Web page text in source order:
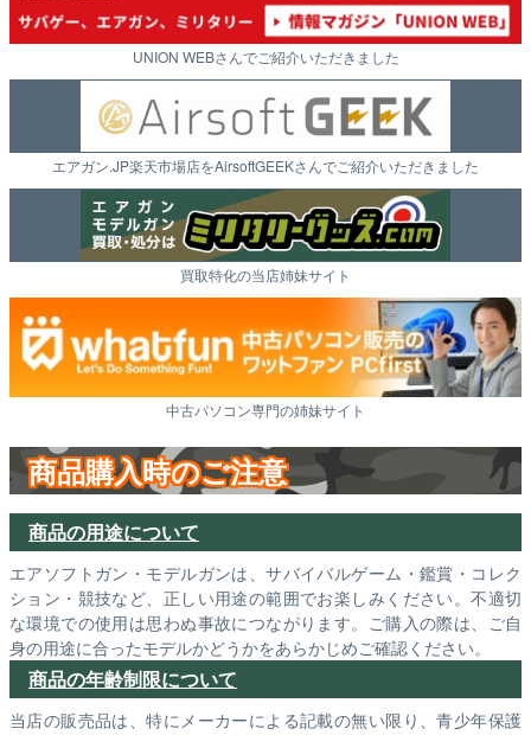
UNION WEBさんでご紹介いただきました
エアガン.JP楽天市場店をAirsoftGEEKさんでご紹介いただきました
買取特化の当店姉妹サイト
中古パソコン専門の姉妹サイト
商品購入時のご注意
商品の用途について
エアソフトガン・モデルガンは、サバイバルゲーム・鑑賞・コレク
ション・競技など、正しい用途の範囲でお楽しみください。不適切
な環境での使用は思わぬ事故につながります。ご購入の際は、ご自
身の用途に合ったモデルかどうかをあらかじめご確認ください。
商品の年齢制限について
当店の販売品は、特にメーカーによる記載の無い限り、青少年保護